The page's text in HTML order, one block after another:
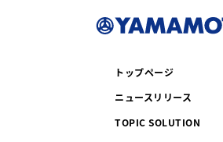
トップページ
ニュースリリース
TOPIC SOLUTION